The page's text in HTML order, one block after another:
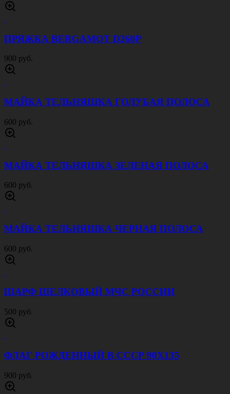
ПРЯЖКА BERGAMOT D260P
900 руб.
МАЙКА ТЕЛЬНЯШКА ГОЛУБАЯ ПОЛОСА
600 руб.
МАЙКА ТЕЛЬНЯШКА ЗЕЛЕНАЯ ПОЛОСА
600 руб.
МАЙКА ТЕЛЬНЯШКА ЧЕРНАЯ ПОЛОСА
600 руб.
ШАРФ ШЕЛКОВЫЙ МЧС РОССИИ
500 руб.
ФЛАГ РОЖДЕННЫЙ В СССР 90Х135
900 руб.